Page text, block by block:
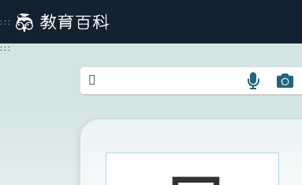
到
主
:::
:::
語
搜
圖
圖
搜